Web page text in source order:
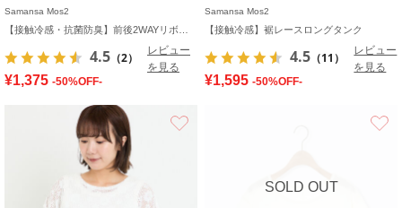
Samansa Mos2
4.5 （2）
レビュー
を見る
¥1,375 -50%OFF-
Samansa Mos2
【接触冷感】裾レースロングタンク
4.5 （11）
レビュー
を見る
¥1,595 -50%OFF-
SOLD OUT